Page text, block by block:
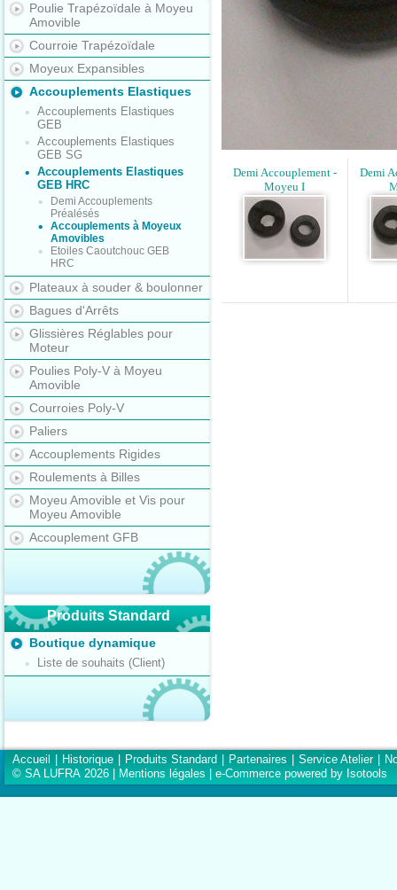
Poulie Trapézoïdale à Moyeu
Amovible
Courroie Trapézoïdale
Moyeux Expansibles
Accouplements Elastiques
Accouplements Elastiques
GEB
Accouplements Elastiques
GEB SG
Accouplements Elastiques
GEB HRC
Demi Accouplements
Préalésés
Accouplements à Moyeux
Amovibles
Etoiles Caoutchouc GEB
HRC
Plateaux à souder & boulonner
Bagues d'Arrêts
Glissières Réglables pour
Moteur
Poulies Poly-V à Moyeu
Amovible
Courroies Poly-V
Paliers
Accouplements Rigides
Roulements à Billes
Moyeu Amovible et Vis pour
Moyeu Amovible
Accouplement GFB
Produits Standard
Boutique dynamique
Liste de souhaits (Client)
Demi Accouplement -
Moyeu I
Demi
Accueil Historique Produits Standard Partenaires Service Atelier
© SA LUFRA 2026 |
Mentions légales e-Commerce powered by Isotools